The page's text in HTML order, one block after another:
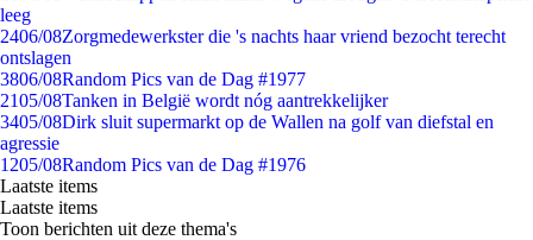
leeg
2406/08Zorgmedewerkster die 's nachts haar vriend bezocht terecht
ontslagen
3806/08Random Pics van de Dag #1977
2105/08Tanken in België wordt nóg aantrekkelijker
3405/08Dirk sluit supermarkt op de Wallen na golf van diefstal en
agressie
1205/08Random Pics van de Dag #1976
Laatste items
Laatste items
Toon berichten uit deze thema's